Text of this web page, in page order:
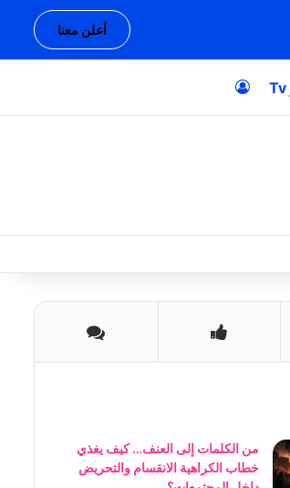
أعلن معنا
من الكلمات إلى العنف… كيف يغذي
خطاب الكراهية الانقسام والتحريض